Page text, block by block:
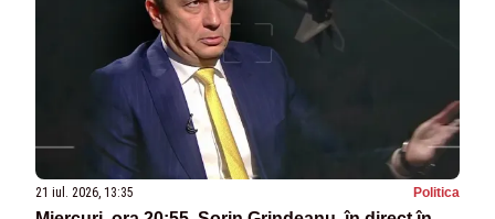
21 iul. 2026, 13:35 Politica